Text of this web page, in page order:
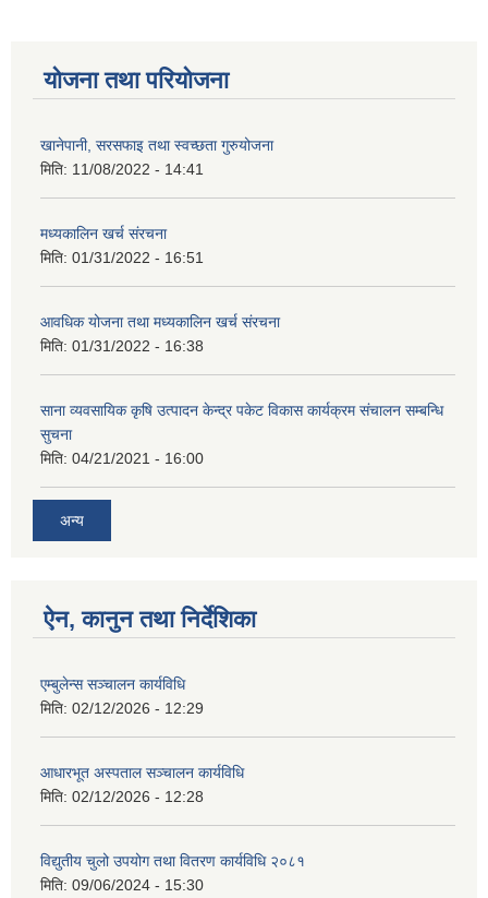
योजना तथा परियोजना
खानेपानी, सरसफाइ तथा स्वच्छता गुरुयोजना
मिति: 11/08/2022 - 14:41
मध्यकालिन खर्च संरचना
मिति: 01/31/2022 - 16:51
आवधिक योजना तथा मध्यकालिन खर्च संरचना
मिति: 01/31/2022 - 16:38
साना व्यवसायिक कृषि उत्पादन केन्द्र पकेट विकास कार्यक्रम संचालन सम्बन्धि
सुचना
मिति: 04/21/2021 - 16:00
अन्य
ऐन, कानुन तथा निर्देशिका
एम्बुलेन्स सञ्चालन कार्यविधि
मिति: 02/12/2026 - 12:29
आधारभूत अस्पताल सञ्चालन कार्यविधि
मिति: 02/12/2026 - 12:28
विद्युतीय चुलो उपयोग तथा वितरण कार्यविधि २०८१
मिति: 09/06/2024 - 15:30